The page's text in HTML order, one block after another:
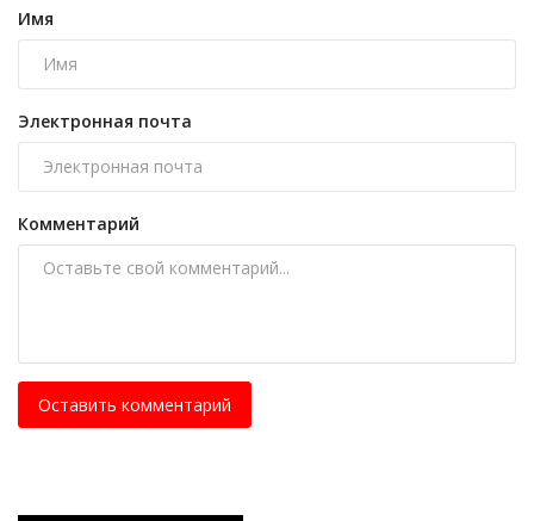
Имя
Электронная почта
Комментарий
Оставить комментарий